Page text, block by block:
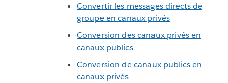
Convertir les messages directs de
groupe en canaux privés
Conversion des canaux privés en
canaux publics
Conversion de canaux publics en
canaux privés